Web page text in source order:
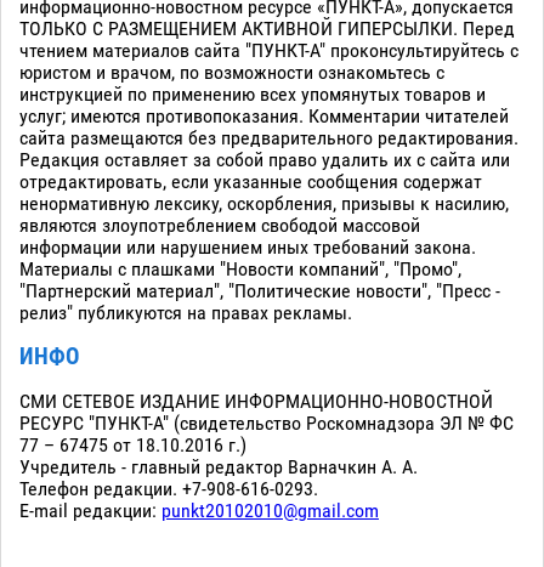
информационно-новостном ресурсе «ПУНКТ-А», допускается
ТОЛЬКО С РАЗМЕЩЕНИЕМ АКТИВНОЙ ГИПЕРСЫЛКИ. Перед
чтением материалов сайта "ПУНКТ-А" проконсультируйтесь с
юристом и врачом, по возможности ознакомьтесь с
инструкцией по применению всех упомянутых товаров и
услуг; имеются противопоказания. Комментарии читателей
сайта размещаются без предварительного редактирования.
Редакция оставляет за собой право удалить их с сайта или
отредактировать, если указанные сообщения содержат
ненормативную лексику, оскорбления, призывы к насилию,
являются злоупотреблением свободой массовой
информации или нарушением иных требований закона.
Материалы с плашками "Новости компаний", "Промо",
"Партнерский материал", "Политические новости", "Пресс -
релиз" публикуются на правах рекламы.
ИНФО
СМИ СЕТЕВОЕ ИЗДАНИЕ ИНФОРМАЦИОННО-НОВОСТНОЙ
РЕСУРС "ПУНКТ-А" (свидетельство Роскомнадзора ЭЛ № ФС
77 – 67475 от 18.10.2016 г.)
Учредитель - главный редактор Варначкин А. А.
Телефон редакции. +7-908-616-0293.
E-mail редакции: punkt20102010@gmail.com